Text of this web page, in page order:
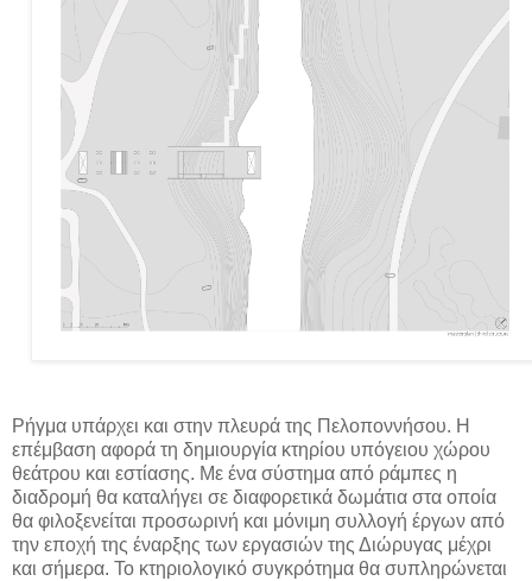
Ρήγμα υπάρχει και στην πλευρά της Πελοποννήσου. Η
επέμβαση αφορά τη δημιουργία κτηρίου υπόγειου χώρου
θεάτρου και εστίασης. Με ένα σύστημα από ράμπες η
διαδρομή θα καταλήγει σε διαφορετικά δωμάτια στα οποία
θα φιλοξενείται προσωρινή και μόνιμη συλλογή έργων από
την εποχή της έναρξης των εργασιών της Διώρυγας μέχρι
και σήμερα. Το κτηριολογικό συγκρότημα θα συπληρώνεται